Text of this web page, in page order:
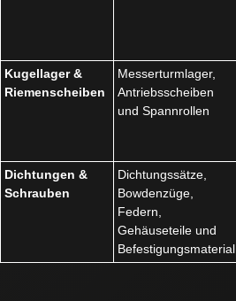
Kugellager &
Riemenscheiben
Messerturmlager,
Antriebsscheiben
und Spannrollen
Dichtungen &
Schrauben
Dichtungssätze,
Bowdenzüge,
Federn,
Gehäuseteile und
Befestigungsmaterial